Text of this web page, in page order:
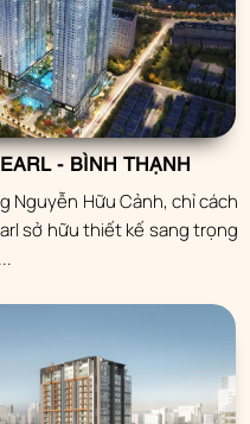
- BÌNH THẠNH
Nguyễn Hữu Cảnh, chỉ cách
sở hữu thiết kế sang trọng